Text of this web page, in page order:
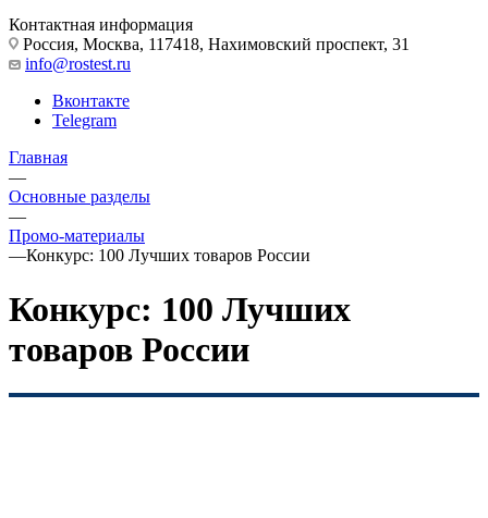
Контактная информация
Россия, Москва, 117418, Нахимовский проспект, 31
info@rostest.ru
Вконтакте
Telegram
Главная
—
Основные разделы
—
Промо-материалы
—Конкурс: 100 Лучших товаров России
Конкурс: 100 Лучших
товаров России